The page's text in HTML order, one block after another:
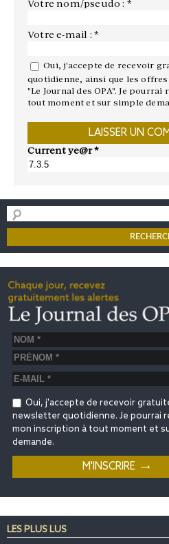
Votre nom/pseudo : *
Votre e-mail : *
Oui, j'accepte de recevoir
quotidienne, ainsi que les
"Le Journal des OPA". Je
tout moment et sur simple
Current ye@r*
Oui, j'accepte de recevoir
newsletter quotidienne. Je pourrai
mon inscription à tout moment et
demande.
LES PLUS LUS